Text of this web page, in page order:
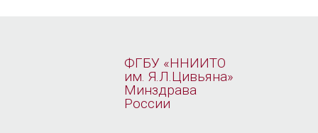
ФГБУ «ННИИТО
им. Я.Л.Цивьяна»
Минздрава
России